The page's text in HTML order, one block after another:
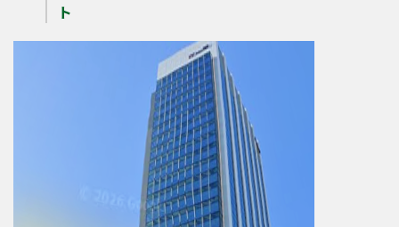
ト